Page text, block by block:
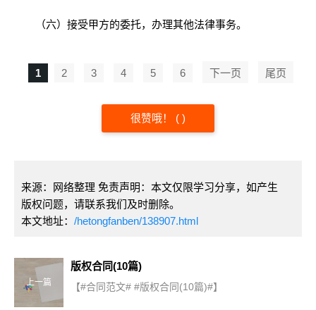
（六）接受甲方的委托，办理其他法律事务。
1 2 3 4 5 6 下一页 尾页
很赞哦！ ( )
来源：网络整理 免责声明：本文仅限学习分享，如产生
版权问题，请联系我们及时删除。
本文地址： /hetongfanben/138907.html
上一篇
版权合同(10篇)
【#合同范文# #版权合同(10篇)#】